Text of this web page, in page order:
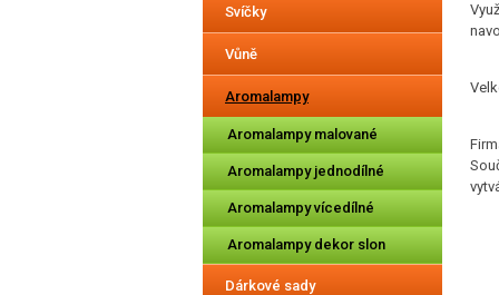
Svíčky
Vůně
Aromalampy
Aromalampy malované
Aromalampy jednodílné
Aromalampy vícedílné
Aromalampy dekor slon
Dárkové sady